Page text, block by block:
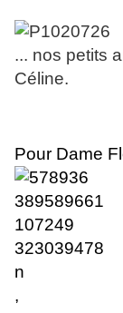
... nos petits
Céline.
Pour Dame
,